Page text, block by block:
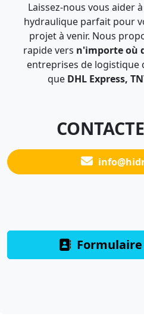
Laissez-nous vous aider
hydraulique parfait pour
projet à venir. Nous
rapide vers n'importe où
entreprises de logistique
que DHL Express,